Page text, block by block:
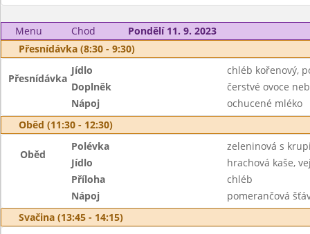
Menu Chod
Pondělí 11. 9. 2023
Přesnídávka (8:30 - 9:30)
Přesnídávka
Jídlo
chléb kořenový,
Doplněk
čerstvé ovoce
Nápoj
ochucené mléko
Oběd (11:30 - 12:30)
Oběd
Polévka
zeleninová s
Jídlo
hrachová kaše,
Příloha
chléb
Nápoj
pomerančová
Svačina (13:45 - 14:15)